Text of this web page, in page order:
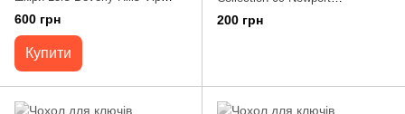
Collection, чорний 15.A.BH.rs
600 грн
Купити
Коричнева 09.В.NP
200 грн